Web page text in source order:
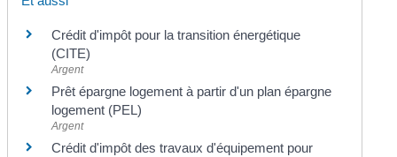
Crédit d'impôt pour la transition énergétique
(CITE)
Argent
Prêt épargne logement à partir d'un plan épargne
logement (PEL)
Argent
Crédit d'impôt des travaux d'équipement pour